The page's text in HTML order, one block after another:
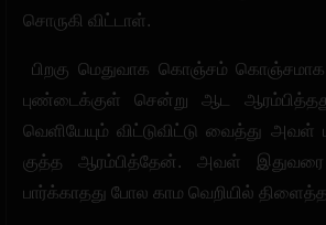
சொருகி விட்டாள்.
பிறகு மெதுவாக கொஞ்சம்
புண்டைக்குள் சென்று ஆட
வெளியேயும் விட்டுவிட்டு வைத்து
குத்த ஆரம்பித்தேன். அவள்
பார்க்காதது போல காம வெறியில்